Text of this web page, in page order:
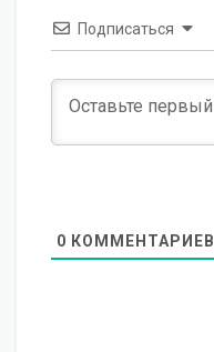
Подписаться
0 КОММЕНТАРИЕВ